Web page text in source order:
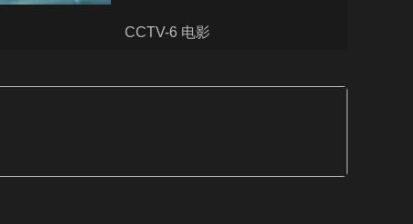
CCTV-6 电影